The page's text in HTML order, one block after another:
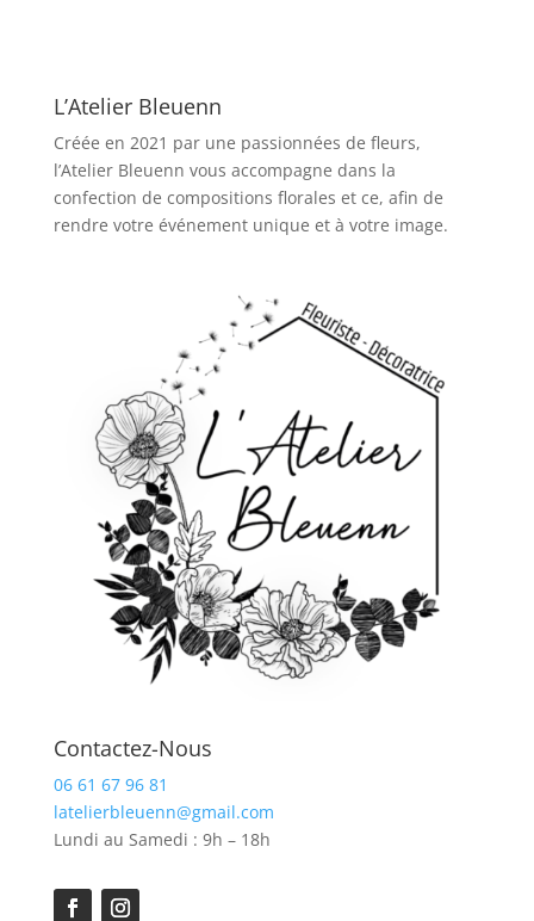
L’Atelier Bleuenn
Créée en 2021 par une passionnées de fleurs,
l’Atelier Bleuenn vous accompagne dans la
confection de compositions florales et ce, afin de
rendre votre événement unique et à votre image.
Contactez-Nous
06 61 67 96 81
latelierbleuenn@gmail.com
Lundi au Samedi : 9h – 18h